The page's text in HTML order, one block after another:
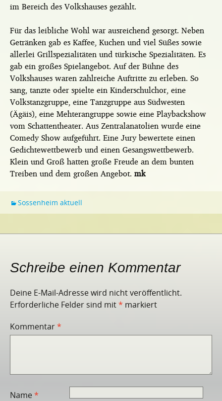
im Bereich des Volkshauses gezählt.
Für das leibliche Wohl war ausreichend gesorgt. Neben
Getränken gab es Kaffee, Kuchen und viel Süßes sowie
allerlei Grillspezialitäten und türkische Spezialitäten. Es
gab ein großes Spielangebot. Auf der Bühne des
Volkshauses waren zahlreiche Auftritte zu erleben. So
sang, tanzte oder spielte ein Kinderschulchor, eine
Volkstanzgruppe, eine Tanzgruppe aus Südwesten
(Ägäis), eine Mehterangruppe sowie eine Playbackshow
vom Schattentheater. Aus Zentralanatolien wurde eine
Comedy Show aufgeführt. Eine Jury bewertete einen
Gedichtewettbewerb und einen Gesangswettbewerb.
Klein und Groß hatten große Freude an dem bunten
Treiben und dem großen Angebot. mk
Sossenheim aktuell
Schreibe einen Kommentar
Deine E-Mail-Adresse wird nicht veröffentlicht.
Erforderliche Felder sind mit* markiert
Kommentar*
Name*